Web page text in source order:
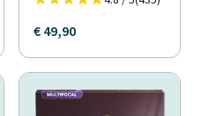
€ 49,90